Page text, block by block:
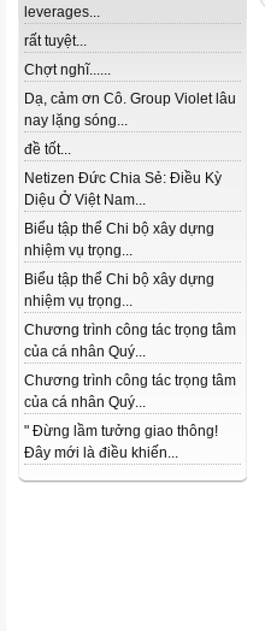
leverages...
rất tuyệt...
Chợt nghĩ......
Dạ, cảm ơn Cô. Group Violet lâu
nay lặng sóng...
đề tốt...
Netizen Đức Chia Sẻ: Điều Kỳ
Diệu Ở Việt Nam...
Biểu tập thể Chi bộ xây dựng
nhiệm vụ trọng...
Biểu tập thể Chi bộ xây dựng
nhiệm vụ trọng...
Chương trình công tác trọng tâm
của cá nhân Quý...
Chương trình công tác trọng tâm
của cá nhân Quý...
" Đừng lầm tưởng giao thông!
Đây mới là điều khiến...